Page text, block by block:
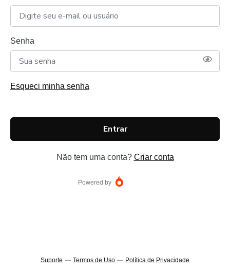
Senha
Esqueci minha senha
Entrar
Não tem uma conta? Criar conta
Powered by
Suporte — Termos de Uso — Política de Privacidade